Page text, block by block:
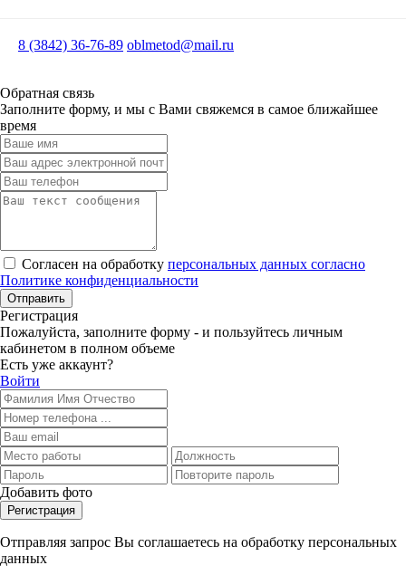
8 (3842) 36-76-89 oblmetod@mail.ru
Обратная связь
Заполните форму, и мы с Вами свяжемся в самое ближайшее
время
Согласен на обработку персональных данных согласно
Политике конфиденциальности
Отправить
Регистрация
Пожалуйста, заполните форму - и пользуйтесь личным
кабинетом в полном объеме
Есть уже аккаунт?
Войти
Добавить фото
Регистрация
Отправляя запрос Вы соглашаетесь на обработку персональных
данных